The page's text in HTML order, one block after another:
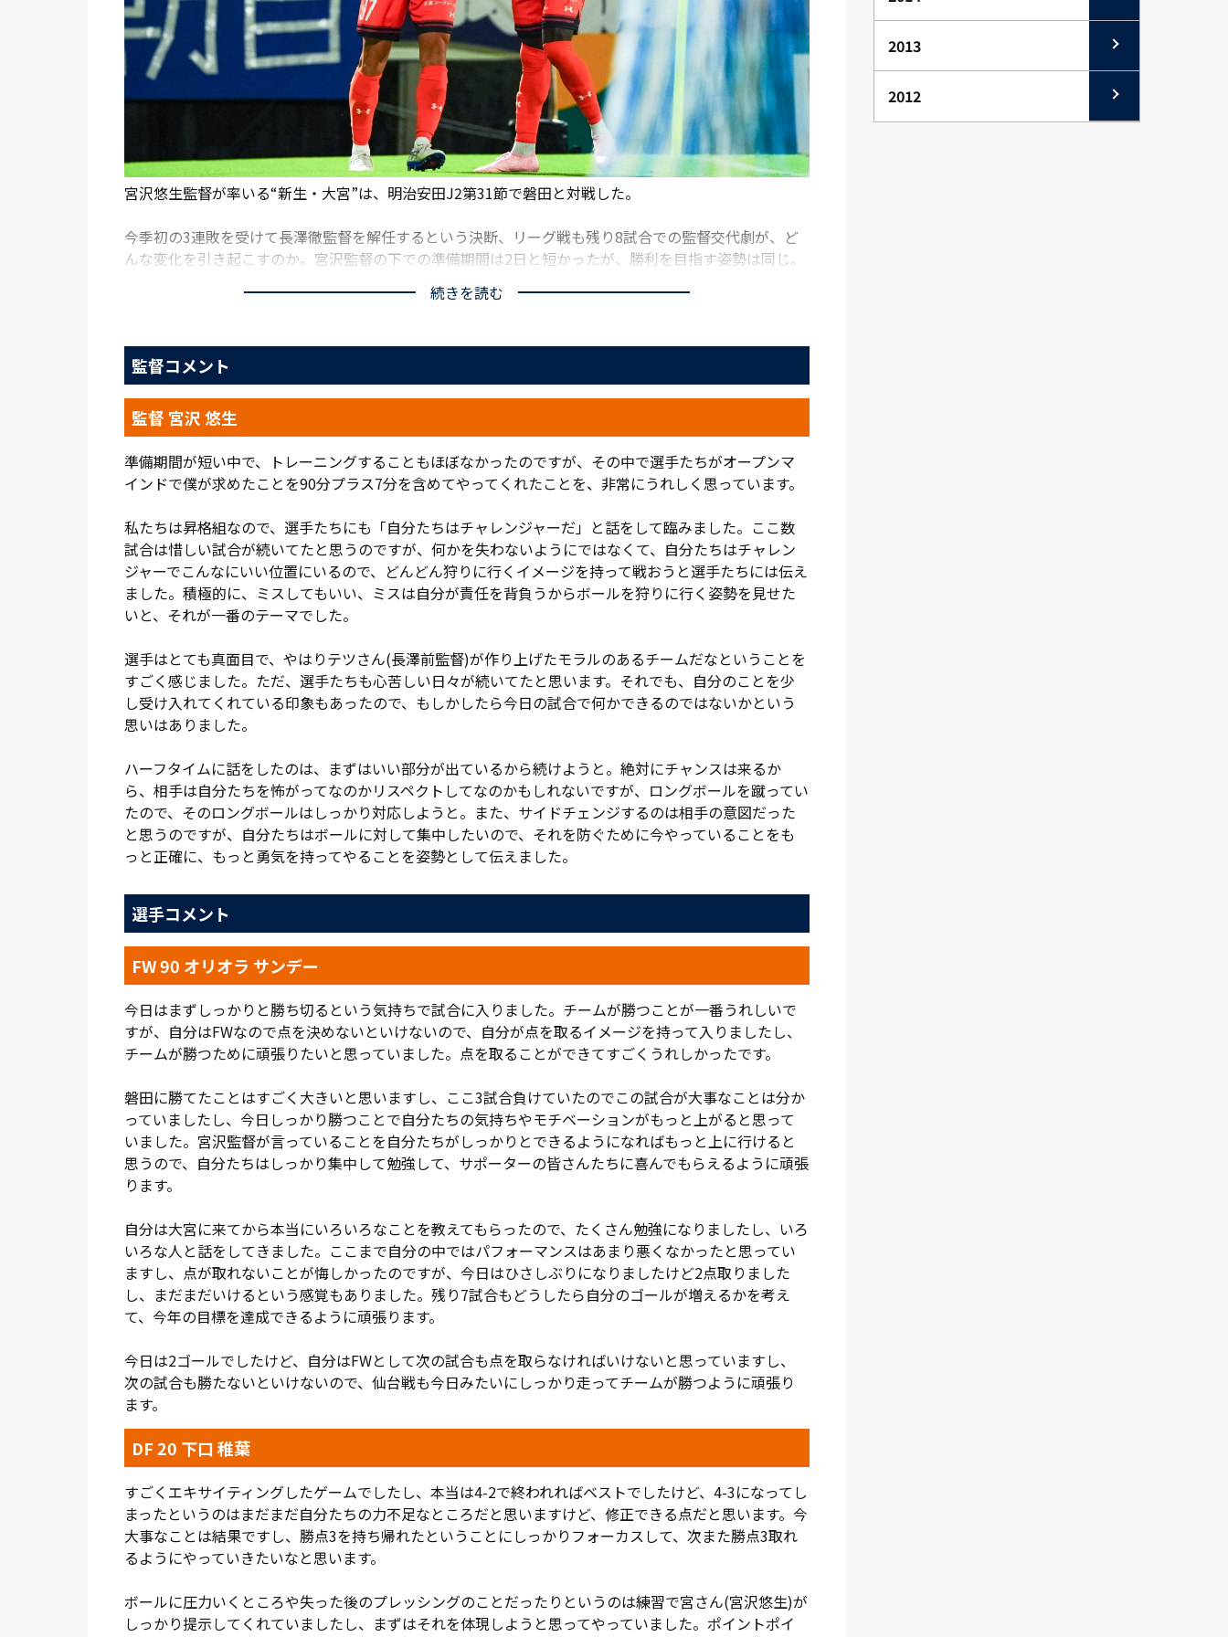
宮沢悠生監督が率いる“新生・大宮”は、明治安田J2第31節で磐田と対戦した。
今季初の3連敗を受けて長澤徹監督を解任するという決断、リーグ戦も残り8試合での監督交代劇が、ど
んな変化を引き起こすのか。宮沢監督の下での準備期間は2日と短かったが、勝利を目指す姿勢は同じ。
現在8位の大宮は、勝点1差の7位・磐田に勝利して、一つでも順位を上げたい。
けた試合の立ち上がり、大宮は積極的な姿勢を見せた。カプリーニが思い切ってロングシュートを狙
い、ボールをサイドに散らしながらゴールを目指した。
しかし、最初のCKから先制点を奪われてしまう。グスタボ・シルバのシュートは笠原が弾き出したが、
右からの上原のキックをヤン・ファンデンベルフに頭で押し込まれた。さらに4分後、今度はペナルティ
エリア内でパスをつながれ、倍井のアウトサイドのクロスをシルバに頭で流し込まれた。
豊川が放ったフィニッシュは相手に防がれ、カプリーニのFKに合わせた村上のヘディングは右に外れ、
関口のラストパスに反応したオリオラ・サンデーの左足シュートは枠をとらえられず、サンデーとのワ
ンツーから抜け出した豊川の右足シュートはクロスバーを越えた。
さらに35分、泉が左サイドをドリブルで駆け上がり中央へパス。豊川の丁寧な落としをカプリーニが右
スを入れる。そこに飛び込んだ福井が相手ともつれながら狙ったが、これも三浦に弾かれた。
それでも前半のアディショナルタイム、ようやく磐田のゴールネットが揺れる。シルバのボール奪取で
攻撃に転じると、関口がアーリークロスを入れる。これを相手GKがこぼすと、詰めていたカプリーニが
後半開始早々、大宮は見事なカウンターから同点に追いつく。アルトゥール・シルバの縦パスに反応し
た関口が一気に右サイドを駆け上がり、ゴールライン近くまで侵入して折り返す。ここに走り込んだサン
デーが、左足でプッシュして試合を振り出しに戻した。
カプリーニが小気味よくパスをつなぐと、ゴール前でマーカーを外したサンデーが落ちついてゴール左
隅に逆転ゴールを流し込んだ。
その後、大宮は確実にボールを保持し、磐田に形を作らせない。61分には豊川に代えて杉本を起用し、
攻撃の勢いを加速する。すると6分後、観衆の度肝を抜くスーパーゴールが飛び出した。
相手の縦パスをカットした福井のプレーから。シルバが村上に繋ぎ、村上の縦パスを受けた杉本がカプ
リーニとパス交換。杉本のパスを受けたカプリーニは、ワンタッチ後に前方を見ると、思い切って左足
ングシュートとなって4点目に結びついた。
終盤、反撃に出てきた磐田に対して、大宮は選手交代をまじえながら時計の針を進める。74分に藤井と
津久井、4分後にはファビアン ゴンザレスと和田がピッチに送り込まれた。そこからは激しく攻守が入れ
替わり、両ゴール前での攻防が続く。89分、杉本のパスを受けた津久井のカウンターは実らず、1点差に
試合後、2得点のサンデーと宮沢監督は揃って長澤前監督への感謝を口にしている。そうした思いも力に
変えて、前へ進むのみだ。生まれ変わった大宮は、4試合ぶりとなる勝点3を磐田から持ち帰った。次節
の相手は仙台。2試合続けてアウェイで、J1昇格争いのライバルと対戦する。
続きを読む
監督コメント
監督 宮沢 悠生
準備期間が短い中で、トレーニングすることもほぼなかったのですが、その中で選手たちがオープンマ
インドで僕が求めたことを90分プラス7分を含めてやってくれたことを、非常にうれしく思っています。
私たちは昇格組なので、選手たちにも「自分たちはチャレンジャーだ」と話をして臨みました。ここ数
試合は惜しい試合が続いてたと思うのですが、何かを失わないようにではなくて、自分たちはチャレン
ジャーでこんなにいい位置にいるので、どんどん狩りに行くイメージを持って戦おうと選手たちには伝え
ました。積極的に、ミスしてもいい、ミスは自分が責任を背負うからボールを狩りに行く姿勢を見せた
いと、それが一番のテーマでした。
選手はとても真面目で、やはりテツさん(長澤前監督)が作り上げたモラルのあるチームだなということを
すごく感じました。ただ、選手たちも心苦しい日々が続いてたと思います。それでも、自分のことを少
し受け入れてくれている印象もあったので、もしかしたら今日の試合で何かできるのではないかという
思いはありました。
ハーフタイムに話をしたのは、まずはいい部分が出ているから続けようと。絶対にチャンスは来るか
ら、相手は自分たちを怖がってなのかリスペクトしてなのかもしれないですが、ロングボールを蹴ってい
たので、そのロングボールはしっかり対応しようと。また、サイドチェンジするのは相手の意図だった
と思うのですが、自分たちはボールに対して集中したいので、それを防ぐために今やっていることをも
っと正確に、もっと勇気を持ってやることを姿勢として伝えました。
選手コメント
FW 90 オリオラ サンデー
今日はまずしっかりと勝ち切るという気持ちで試合に入りました。チームが勝つことが一番うれしいで
すが、自分はFWなので点を決めないといけないので、自分が点を取るイメージを持って入りましたし、
チームが勝つために頑張りたいと思っていました。点を取ることができてすごくうれしかったです。
磐田に勝てたことはすごく大きいと思いますし、ここ3試合負けていたのでこの試合が大事なことは分か
っていましたし、今日しっかり勝つことで自分たちの気持ちやモチベーションがもっと上がると思って
いました。宮沢監督が言っていることを自分たちがしっかりとできるようになればもっと上に行けると
思うので、自分たちはしっかり集中して勉強して、サポーターの皆さんたちに喜んでもらえるように頑張
ります。
自分は大宮に来てから本当にいろいろなことを教えてもらったので、たくさん勉強になりましたし、いろ
いろな人と話をしてきました。ここまで自分の中ではパフォーマンスはあまり悪くなかったと思ってい
ますし、点が取れないことが悔しかったのですが、今日はひさしぶりになりましたけど2点取りました
し、まだまだいけるという感覚もありました。残り7試合もどうしたら自分のゴールが増えるかを考え
て、今年の目標を達成できるように頑張ります。
今日は2ゴールでしたけど、自分はFWとして次の試合も点を取らなければいけないと思っていますし、
次の試合も勝たないといけないので、仙台戦も今日みたいにしっかり走ってチームが勝つように頑張り
ます。
DF 20 下口 稚葉
すごくエキサイティングしたゲームでしたし、本当は4-2で終われればベストでしたけど、4-3になってし
まったというのはまだまだ自分たちの力不足なところだと思いますけど、修正できる点だと思います。今
大事なことは結果ですし、勝点3を持ち帰れたということにしっかりフォーカスして、次また勝点3取れ
るようにやっていきたいなと思います。
ボールに圧力いくところや失った後のプレッシングのことだったりというのは練習で宮さん(宮沢悠生)が
しっかり提示してくれていましたし、まずはそれを体現しようと思ってやっていました。ポイントポイ
2013
2012